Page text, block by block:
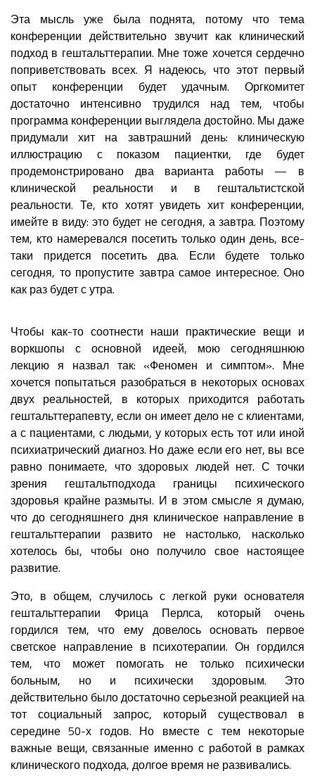
Эта мысль уже была поднята, потому что тема
конференции действительно звучит как клинический
подход в гештальттерапии. Мне тоже хочется сердечно
поприветствовать всех. Я надеюсь, что этот первый
опыт конференции будет удачным. Оргкомитет
достаточно интенсивно трудился над тем, чтобы
программа конференции выглядела достойно. Мы даже
придумали хит на завтрашний день: клиническую
иллюстрацию с показом пациентки, где будет
продемонстрировано два варианта работы — в
клинической реальности и в гештальтистской
реальности. Те, кто хотят увидеть хит конференции,
имейте в виду: это будет не сегодня, а завтра. Поэтому
тем, кто намеревался посетить только один день, все-
таки придется посетить два. Если будете только
сегодня, то пропустите завтра самое интересное. Оно
как раз будет с утра.
Чтобы как-то соотнести наши практические вещи и
воркшопы с основной идеей, мою сегодняшнюю
лекцию я назвал так: «Феномен и симптом». Мне
хочется попытаться разобраться в некоторых основах
двух реальностей, в которых приходится работать
гештальттерапевту, если он имеет дело не с клиентами,
а с пациентами, с людьми, у которых есть тот или иной
психиатрический диагноз. Но даже если его нет, вы все
равно понимаете, что здоровых людей нет. С точки
зрения гештальтподхода границы психического
здоровья крайне размыты. И в этом смысле я думаю,
что до сегодняшнего дня клиническое направление в
гештальттерапии развито не настолько, насколько
хотелось бы, чтобы оно получило свое настоящее
развитие.
Это, в общем, случилось с легкой руки основателя
гештальттерапии Фрица Перлса, который очень
гордился тем, что ему довелось основать первое
светское направление в психотерапии. Он гордился
тем, что может помогать не только психически
больным, но и психически здоровым. Это
действительно было достаточно серьезной реакцией на
тот социальный запрос, который существовал в
середине 50-х годов. Но вместе с тем некоторые
важные вещи, связанные именно с работой в рамках
клинического подхода, долгое время не развивались.